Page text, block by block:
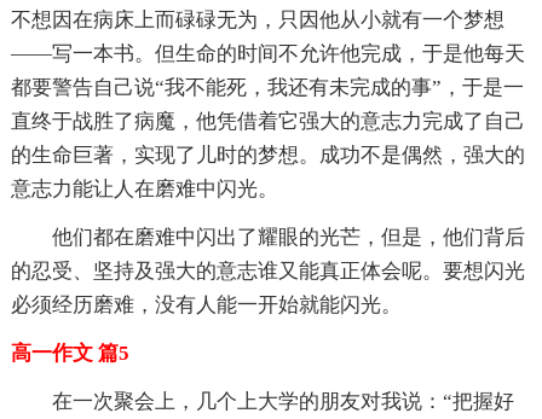
不想因在病床上而碌碌无为，只因他从小就有一个梦想
——写一本书。但生命的时间不允许他完成，于是他每天
都要警告自己说“我不能死，我还有未完成的事”，于是一
直终于战胜了病魔，他凭借着它强大的意志力完成了自己
的生命巨著，实现了儿时的梦想。成功不是偶然，强大的
意志力能让人在磨难中闪光。
他们都在磨难中闪出了耀眼的光芒，但是，他们背后
的忍受、坚持及强大的意志谁又能真正体会呢。要想闪光
必须经历磨难，没有人能一开始就能闪光。
高一作文 篇5
在一次聚会上，几个上大学的朋友对我说：“把握好